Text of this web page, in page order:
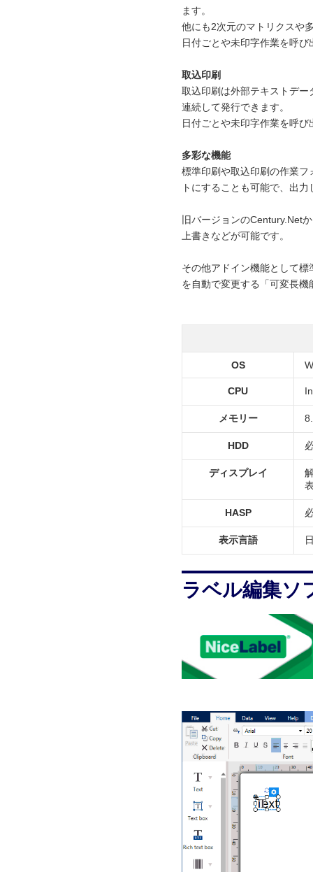
ます。
他にも2次元のマトリクスや
日付ごとや未印字作業を呼
取込印刷
取込印刷は外部テキストデ
連続して発行できます。
日付ごとや未印字作業を呼
多彩な機能
標準印刷や取込印刷の作業
トにすることも可能で、出
旧バージョンのCentury.Net
上書きなどが可能です。
その他アドイン機能として
を自動で変更する「可変長
OS
CPU
メモリー
HDD
ディスプレイ
HASP
表示言語
ラベル編集ソ